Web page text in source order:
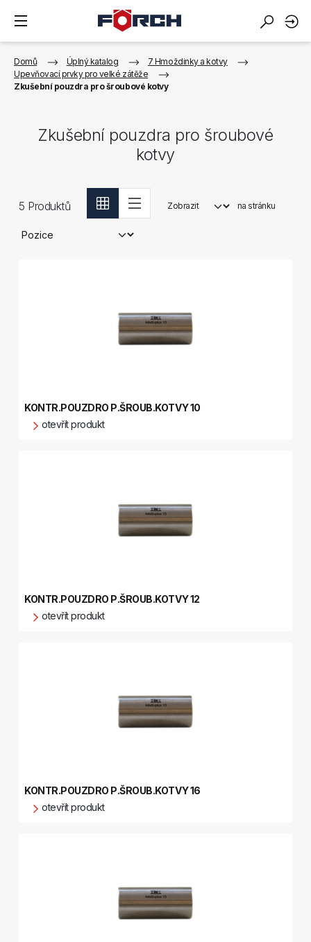
Domů Úplný katalog
7 Hmoždinky a kotvy
Upevňovací prvky pro velké zátěže
Zkušební pouzdra pro šroubové kotvy
Zkušební pouzdra pro šroubové
kotvy
5 Produktů Zobrazit na stránku
KONTR.POUZDRO P.ŠROUB.KOTVY 10
otevřít produkt
KONTR.POUZDRO P.ŠROUB.KOTVY 12
otevřít produkt
KONTR.POUZDRO P.ŠROUB.KOTVY 16
otevřít produkt